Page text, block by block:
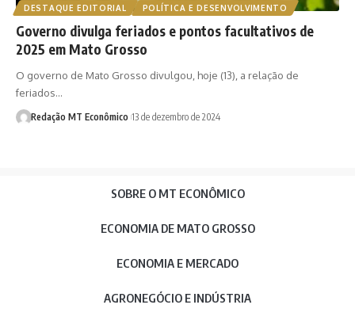
DESTAQUE EDITORIAL POLÍTICA E DESENVOLVIMENTO
Governo divulga feriados e pontos facultativos de
2025 em Mato Grosso
O governo de Mato Grosso divulgou, hoje (13), a relação de
feriados…
Redação MT Econômico 13 de dezembro de 2024
SOBRE O MT ECONÔMICO
ECONOMIA DE MATO GROSSO
ECONOMIA E MERCADO
AGRONEGÓCIO E INDÚSTRIA